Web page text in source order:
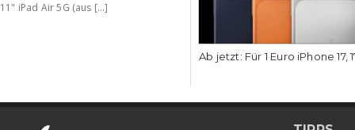
11" iPad Air 5G (aus [...]
Ab jetzt: Für 1 Euro iPhone